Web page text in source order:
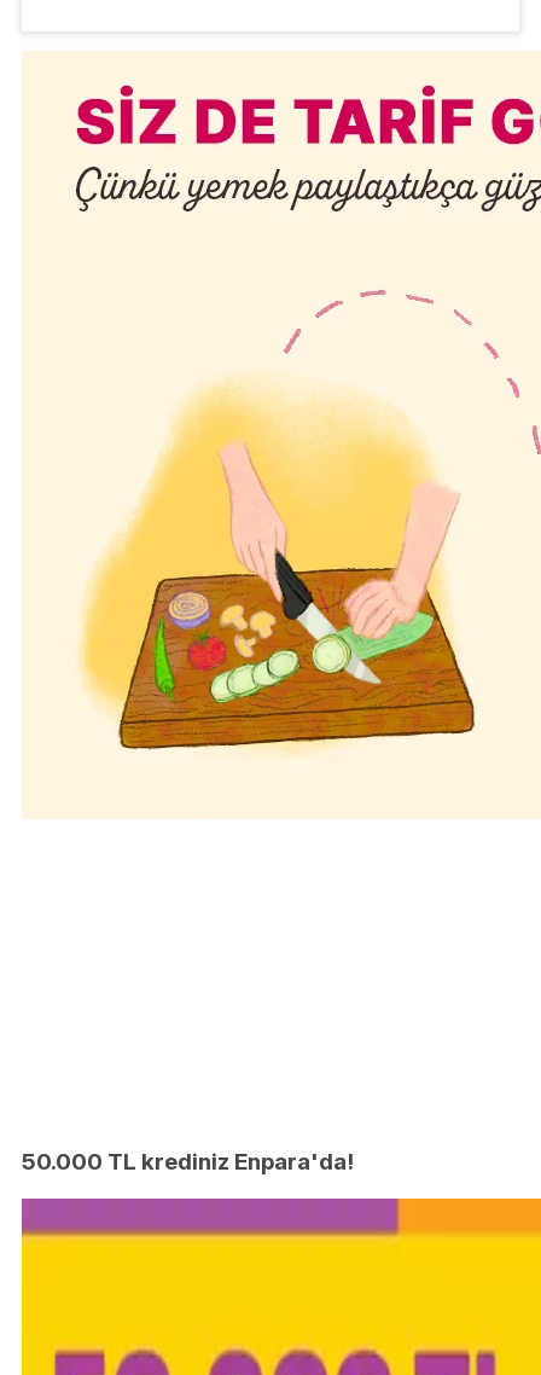
50.000 TL krediniz Enpara'da!